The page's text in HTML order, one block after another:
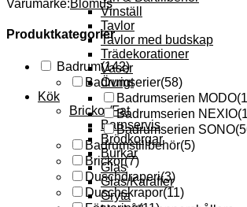
Vinställ
Tavlor
Tavlor med budskap
Trädekorationer
Vaser
Övrigt
Kök
Brickor/Fat
Barnservis
Brödkorgar
Burkar
Glas
Glas/Karaffer
Gryta
Varumärke:Blomus
Produktkategorier
Badrum(142)
Badrumserier(58)
Badrumserien MODO
Badrumserien NEXIO
Badrumserien SONO
Badrumstillbehör(5)
Brickor(7)
Duschdraperi(3)
Duschskrapor(11)